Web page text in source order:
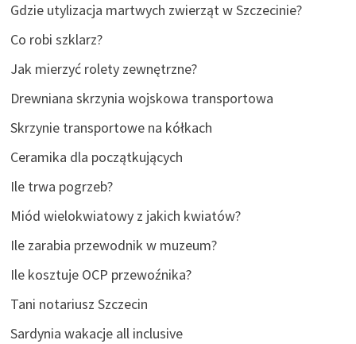
Gdzie utylizacja martwych zwierząt w Szczecinie?
Co robi szklarz?
Jak mierzyć rolety zewnętrzne?
Drewniana skrzynia wojskowa transportowa
Skrzynie transportowe na kółkach
Ceramika dla początkujących
Ile trwa pogrzeb?
Miód wielokwiatowy z jakich kwiatów?
Ile zarabia przewodnik w muzeum?
Ile kosztuje OCP przewoźnika?
Tani notariusz Szczecin
Sardynia wakacje all inclusive